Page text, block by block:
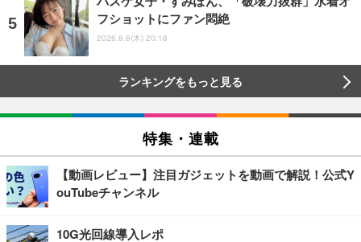
フショットにファン悶絶
2026.8.6(木) 20:18
ランキングをもっと見る
特集・連載
【動画レビュー】注目ガジェットを動画で解説！公式Y
ouTubeチャンネル
10G光回線導入レポ